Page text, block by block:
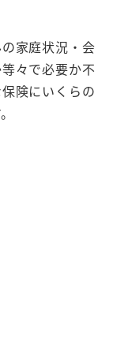
家庭状況・会
々で必要か不
険にいくらの